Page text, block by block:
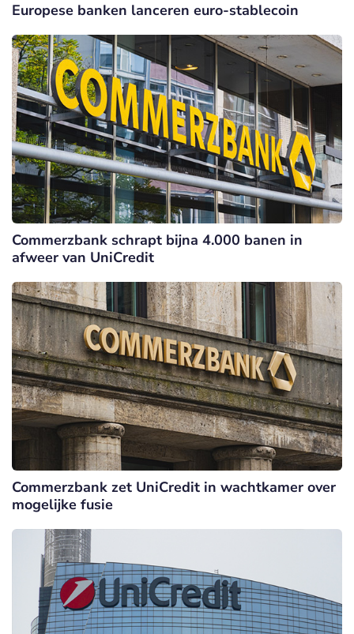
Europese banken lanceren euro-stablecoin
Commerzbank schrapt bijna 4.000 banen in
afweer van UniCredit
Commerzbank zet UniCredit in wachtkamer over
mogelijke fusie